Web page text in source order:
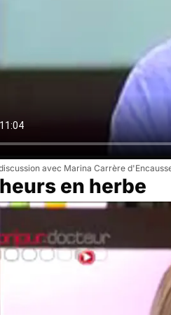
avec Marina Carrère
en herbe